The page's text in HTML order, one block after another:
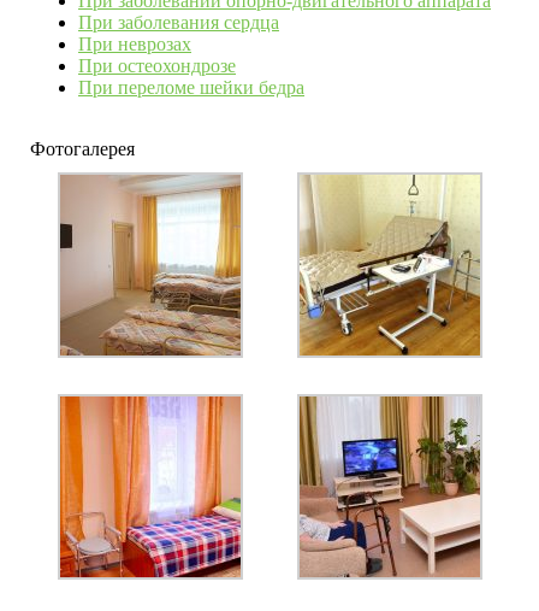
При заболевания сердца
При неврозах
При остеохондрозе
При переломе шейки бедра
Фотогалерея